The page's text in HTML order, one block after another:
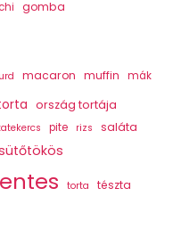
gomba
macaron muffin mák
ország tortája
pite rizs saláta
torta tészta